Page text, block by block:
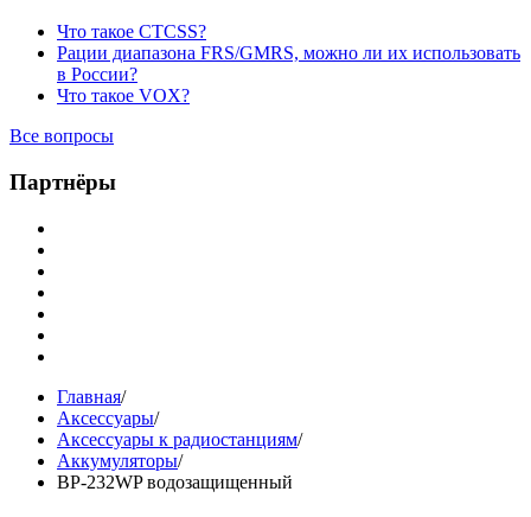
Что такое CTCSS?
Рации диапазона FRS/GMRS, можно ли их использовать
в России?
Что такое VOX?
Все вопросы
Партнёры
Главная/
Аксессуары/
Аксессуары к радиостанциям/
Аккумуляторы/
BP-232WP водозащищенный